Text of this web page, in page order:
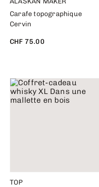
Carafe topographique
Cervin
CHF 75.00
TOP